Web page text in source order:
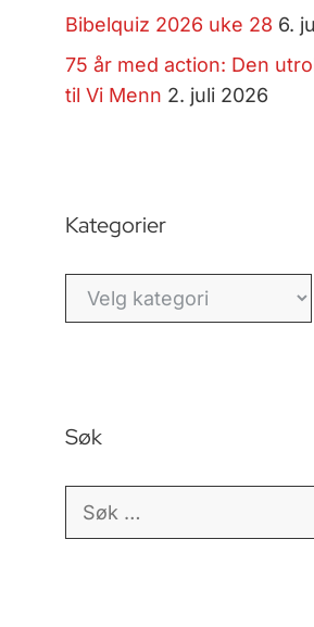
Bibelquiz 2026 uke 28 6.
75 år med action: Den
til Vi Menn 2. juli 2026
Kategorier
Kategorier
Søk
Søk